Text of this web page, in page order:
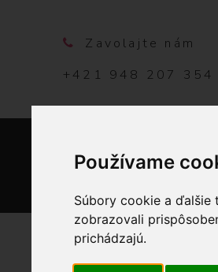
Používame
Súbory cookie a ďalšie
zobrazovali
prichádzajú.
Zavolajte nám
+421 948 207 354